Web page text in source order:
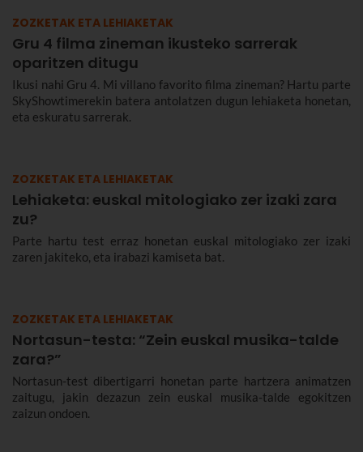
ZOZKETAK ETA LEHIAKETAK
Gru 4 filma zineman ikusteko sarrerak
oparitzen ditugu
Ikusi nahi Gru 4. Mi villano favorito filma zineman? Hartu parte
SkyShowtimerekin batera antolatzen dugun lehiaketa honetan,
eta eskuratu sarrerak.
ZOZKETAK ETA LEHIAKETAK
Lehiaketa: euskal mitologiako zer izaki zara
zu?
Parte hartu test erraz honetan euskal mitologiako zer izaki
zaren jakiteko, eta irabazi kamiseta bat.
ZOZKETAK ETA LEHIAKETAK
Nortasun-testa: “Zein euskal musika-talde
zara?”
Nortasun-test dibertigarri honetan parte hartzera animatzen
zaitugu, jakin dezazun zein euskal musika-talde egokitzen
zaizun ondoen.